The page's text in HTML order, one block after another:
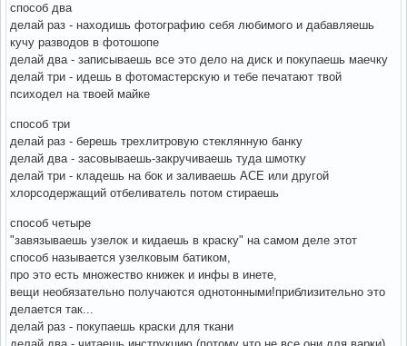
способ два
делай раз - находишь фотографию себя любимого и дабавляешь
кучу разводов в фотошопе
делай два - записываешь все это дело на диск и покупаешь маечку
делай три - идешь в фотомастерскую и тебе печатают твой
психодел на твоей майке
способ три
делай раз - берешь трехлитровую стеклянную банку
делай два - засовываешь-закручиваешь туда шмотку
делай три - кладешь на бок и заливаешь АСЕ или другой
хлорсодержащий отбеливатель потом стираешь
способ четыре
"завязываешь узелок и кидаешь в краску" на самом деле этот
способ называется узелковым батиком,
про это есть множество книжек и инфы в инете,
вещи необязательно получаются однотонными!приблизительно это
делается так...
делай раз - покупаешь краски для ткани